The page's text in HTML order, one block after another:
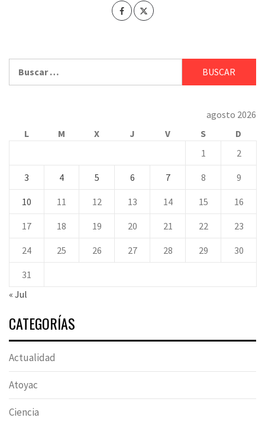
agosto 2026
L
M X J V S
D
1
2
3 4 5 6 7 8 9
10 11 12 13 14 15 16
17 18 19 20 21 22 23
24 25 26 27 28 29 30
31
« Jul
CATEGORÍAS
Actualidad
Atoyac
Ciencia